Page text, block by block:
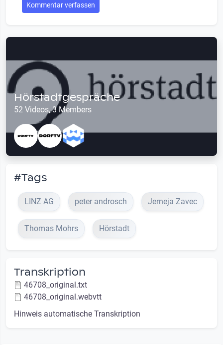
Kommentar verfassen
Hörstadtgespräche
52 Videos, 3 Members
#Tags
LINZ AG peter androsch Jerneja Zavec
Thomas Mohrs Hörstadt
Transkription
46708_original.txt
46708_original.webvtt
Hinweis automatische Transkription